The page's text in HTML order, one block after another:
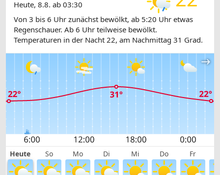
Heute, 8.8. ab 03:30
Von 3 bis 6 Uhr zunächst bewölkt, ab 5:20 Uhr etwas
Regenschauer. Ab 6 Uhr teilweise bewölkt.
Temperaturen in der Nacht 22, am Nachmittag 31 Grad.
Heute So Mo Di Mi Do Fr